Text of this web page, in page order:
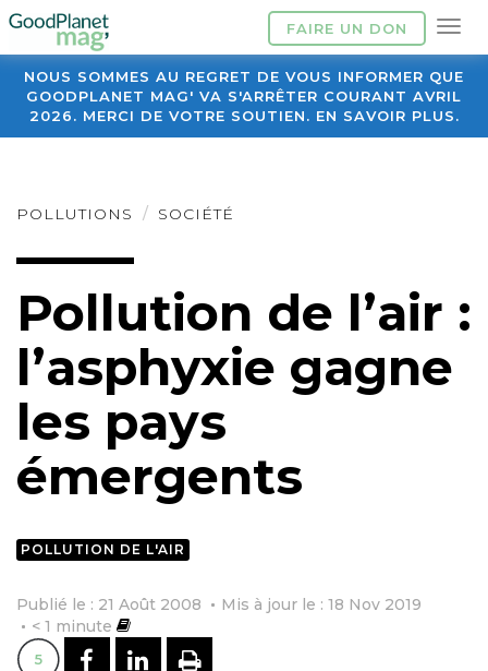
FAIRE UN DON
NOUS SOMMES AU REGRET DE VOUS INFORMER QUE
GOODPLANET MAG' VA S'ARRÊTER COURANT AVRIL
2026. MERCI DE VOTRE SOUTIEN. EN SAVOIR PLUS.
POLLUTIONS SOCIÉTÉ
Pollution de l’air :
l’asphyxie gagne
les pays
émergents
POLLUTION DE L'AIR
Publié le : 21 Août 2008
Mis à jour le : 18 Nov 2019
< 1 minute
5 PARTAGER SUR FACEBOOK
PARTAGER SUR
IMPRIMER